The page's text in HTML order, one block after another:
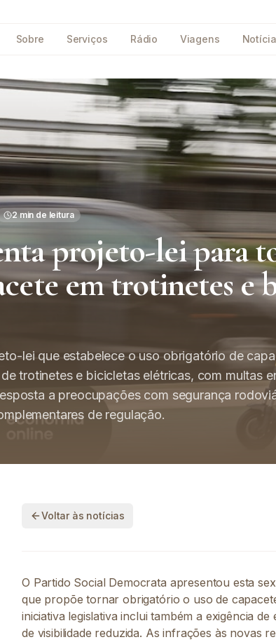
Sobre Serviços Rádio Viagens
2min de leitura
projeto-lei para
em trotinetes e
lei que estabelece o uso obrigatório de
trotinetes e bicicletas elétricas, com multas
a preocupações com segurança
de regulação.
Voltar às notícias
O Partido Social Democrata apresentou esta
que propõe tornar obrigatório o uso de
iniciativa legislativa inclui também a exigência
de visibilidade reduzida. As infrações às novas